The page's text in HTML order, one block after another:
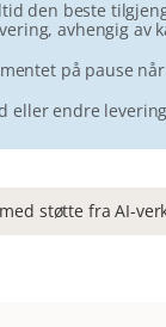
den beste
avhengig av
på pause
eller endre
støtte fra AI-